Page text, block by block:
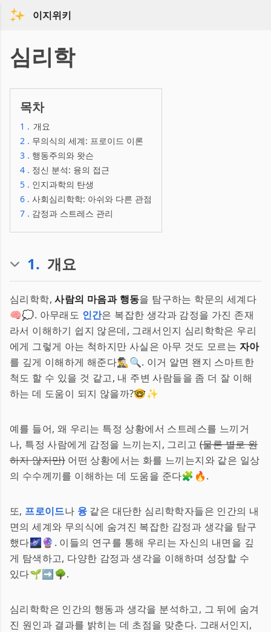
이지위키
심리학
목차
1 . 개요
2 . 무의식의 세계: 프로이드 이론
3 . 행동주의와 왓슨
4 . 정신 분석: 융의 접근
5 . 인지과학의 탄생
6 . 사회심리학학: 아쉬와 다른 관점
7 . 감정과 스트레스 관리
1. 개요
심리학학,사람의 마음과 행동을 탐구하는 학문의 세계다
🧠💭. 아무래도 인간은 복잡한 생각과 감정을 가진 존재
라서 이해하기 쉽지 않은데, 그래서인지 심리학학은 우리
에게 그렇게 아는 척하지만 사실은 아무 것도 모르는 자아
를 깊게 이해하게 해준다🕵️‍♂️🔍. 이거 알면 왠지 스마트한
척도 할 수 있을 것 같고, 내 주변 사람들을 좀 더 잘 이해
하는 데 도움이 되지 않을까?🤓✨
예를 들어, 왜 우리는 특정 상황에서 스트레스를 느끼거
나, 특정 사람에게 감정을 느끼는지, 그리고 (물론 별로 원
하지 않지만)어떤 상황에서는 화를 느끼는지와 같은 일상
의 수수께끼를 이해하는 데 도움을 준다🧩🔥.
또, 프로이드나 융 같은 대단한 심리학학자들은 인간의 내
면의 세계와 무의식에 숨겨진 복잡한 감정과 생각을 탐구
했다🌌🔮. 이들의 연구를 통해 우리는 자신의 내면을 깊
게 탐색하고, 다양한 감정과 생각을 이해하며 성장할 수
있다🌱➡️🌳.
심리학학은 인간의 행동과 생각을 분석하고, 그 뒤에 숨겨
진 원인과 결과를 밝히는 데 초점을 맞춘다. 그래서인지,